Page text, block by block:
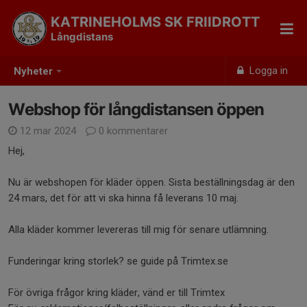
Nyheter Logga in
KATRINEHOLMS SK FRIIDROTT
Långdistans
Webshop för långdistansen öppen
12 mar 2024
0 kommentarer
Hej,
Nu är webshopen för kläder öppen. Sista beställningsdag är den
24 mars, det för att vi ska hinna få leverans 10 maj.
Alla kläder kommer levereras till mig för senare utlämning.
Funderingar kring storlek? se guide på Trimtex.se
För övriga frågor kring kläder, vänd er till Trimtex